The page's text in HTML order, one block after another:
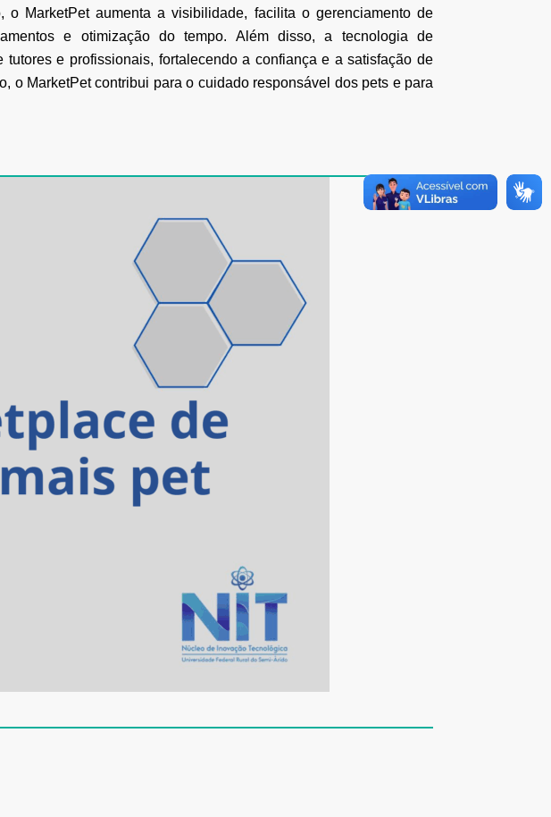
o MarketPet aumenta a visibilidade, facilita o gerenciamento de
e otimização do tempo. Além disso, a tecnologia de
tutores e profissionais, fortalecendo a confiança e a satisfação de
o MarketPet contribui para o cuidado responsável dos pets e para